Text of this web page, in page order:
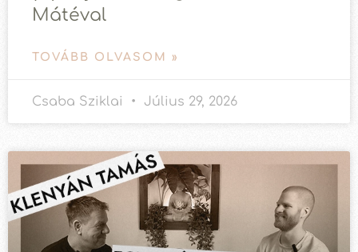
Mátéval
TOVÁBB OLVASOM »
Csaba Sziklai Július 29, 2026